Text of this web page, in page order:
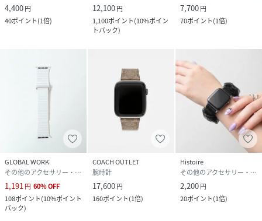
4,400円
40ポイント(1倍)
12,100円
1,100ポイント(10%ポイン
トバック)
7,700円
70ポイント(1倍)
GLOBAL WORK
その他のアクセサリー・腕時計
1,191 円 60%OFF
108ポイント(10%ポイント
バック)
COACH OUTLET
腕時計
17,600円
160ポイント(1倍)
Histoire
その他のアクセサリー・腕時計
2,200円
20ポイント(1倍)